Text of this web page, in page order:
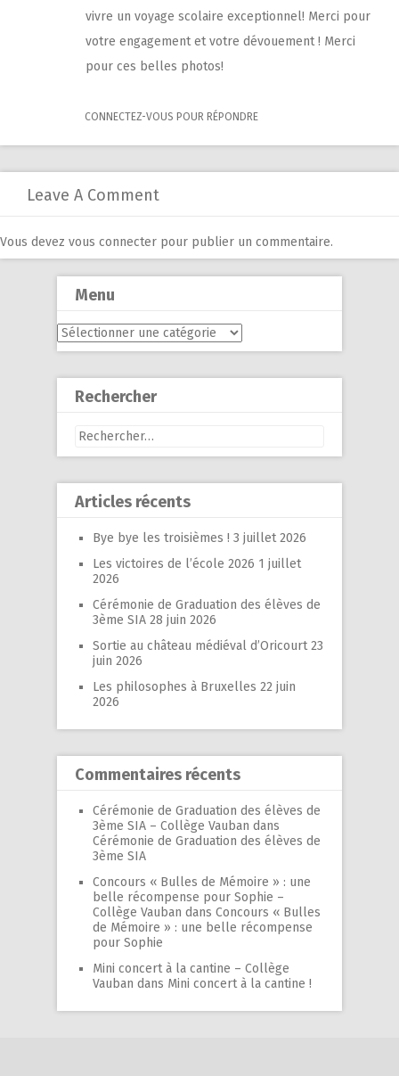
vivre un voyage scolaire exceptionnel! Merci pour
votre engagement et votre dévouement ! Merci
pour ces belles photos!
CONNECTEZ-VOUS POUR RÉPONDRE
Leave A Comment
Vous devez vous connecter pour publier un commentaire.
Menu
Menu
Rechercher
Rechercher :
Articles récents
Bye bye les troisièmes ! 3 juillet 2026
Les victoires de l’école 2026 1 juillet
2026
Cérémonie de Graduation des élèves de
3ème SIA 28 juin 2026
Sortie au château médiéval d’Oricourt 23
juin 2026
Les philosophes à Bruxelles 22 juin
2026
Commentaires récents
Cérémonie de Graduation des élèves de
3ème SIA – Collège Vauban dans
Cérémonie de Graduation des élèves de
3ème SIA
Concours « Bulles de Mémoire » : une
belle récompense pour Sophie –
Collège Vauban dans Concours « Bulles
de Mémoire » : une belle récompense
pour Sophie
Mini concert à la cantine – Collège
Vauban dans Mini concert à la cantine !